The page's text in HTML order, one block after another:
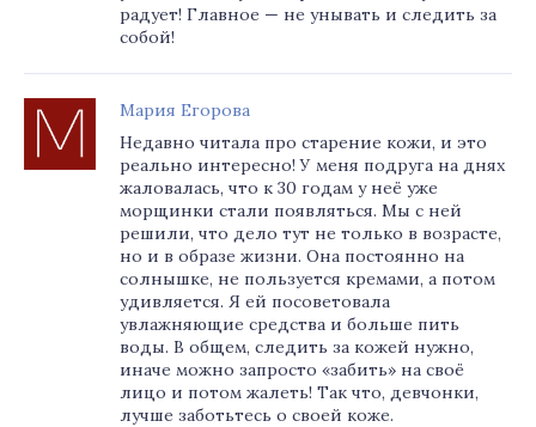
радует! Главное — не унывать и следить за
собой!
Мария Егорова
Недавно читала про старение кожи, и это
реально интересно! У меня подруга на днях
жаловалась, что к 30 годам у неё уже
морщинки стали появляться. Мы с ней
решили, что дело тут не только в возрасте,
но и в образе жизни. Она постоянно на
солнышке, не пользуется кремами, а потом
удивляется. Я ей посоветовала
увлажняющие средства и больше пить
воды. В общем, следить за кожей нужно,
иначе можно запросто «забить» на своё
лицо и потом жалеть! Так что, девчонки,
лучше заботьтесь о своей коже.